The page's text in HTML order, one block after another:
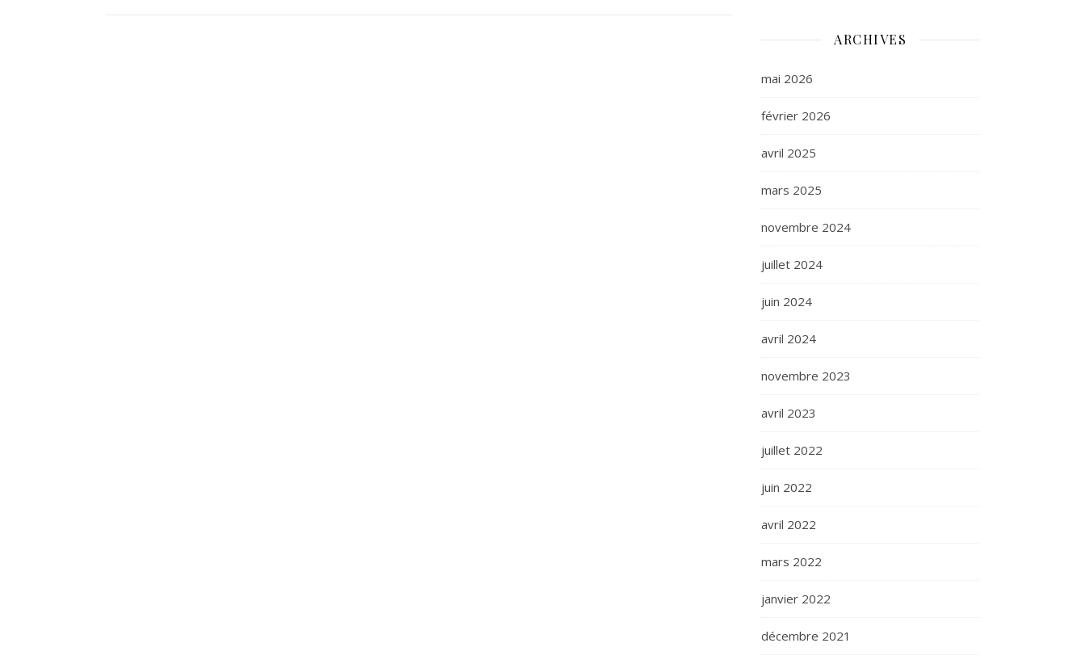
ARCHIVES
mai 2026
février 2026
avril 2025
mars 2025
novembre 2024
juillet 2024
juin 2024
avril 2024
novembre 2023
avril 2023
juillet 2022
juin 2022
avril 2022
mars 2022
janvier 2022
décembre 2021